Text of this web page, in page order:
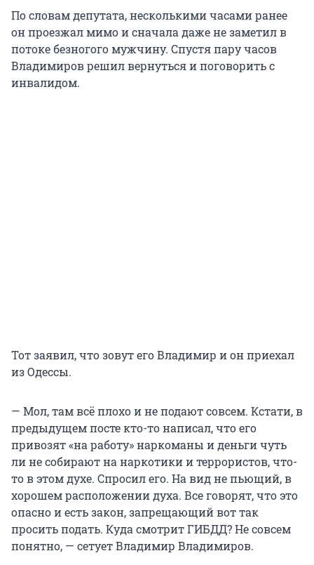
По словам депутата, несколькими часами ранее
он проезжал мимо и сначала даже не заметил в
потоке безногого мужчину. Спустя пару часов
Владимиров решил вернуться и поговорить с
инвалидом.
Тот заявил, что зовут его Владимир и он приехал
из Одессы.
— Мол, там всё плохо и не подают совсем. Кстати, в
предыдущем посте кто-то написал, что его
привозят «на работу» наркоманы и деньги чуть
ли не собирают на наркотики и террористов, что-
то в этом духе. Спросил его. На вид не пьющий, в
хорошем расположении духа. Все говорят, что это
опасно и есть закон, запрещающий вот так
просить подать. Куда смотрит ГИБДД? Не совсем
понятно, — сетует Владимир Владимиров.